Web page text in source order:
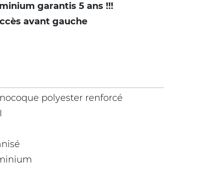
garantis 5 ans !!!
avant gauche
polyester renforcé